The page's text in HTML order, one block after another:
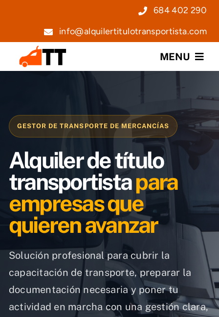
684 402 290
info@alquilertitulotransportista.com
MENU
Servicios
Noticias
Contacto
GESTOR DE TRANSPORTE DE MERCANCÍAS
Alquiler de título
transportistapara
empresas que
quieren avanzar
Solución profesional para cubrir la
capacitación de transporte, preparar la
documentación necesaria y poner tu
actividad en marcha con una gestión clara,